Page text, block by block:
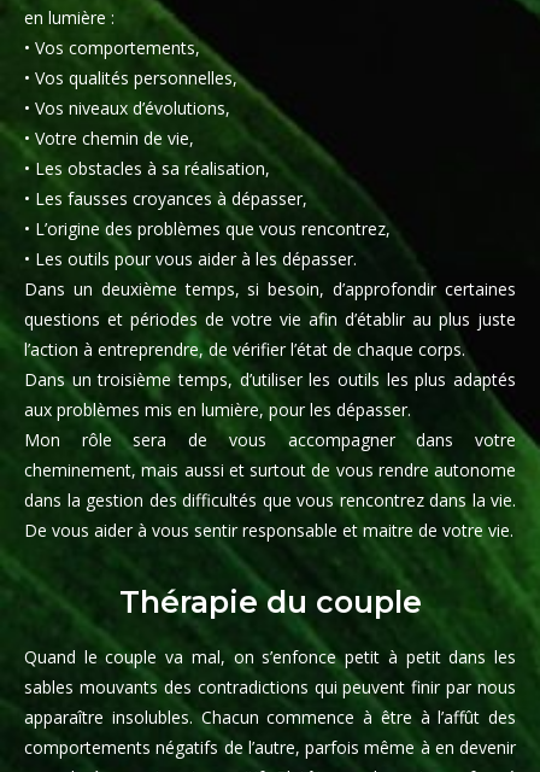
en lumière :
• Vos comportements,
• Vos qualités personnelles,
• Vos niveaux d’évolutions,
• Votre chemin de vie,
• Les obstacles à sa réalisation,
• Les fausses croyances à dépasser,
• L’origine des problèmes que vous rencontrez,
• Les outils pour vous aider à les dépasser.
Dans un deuxième temps, si besoin, d’approfondir certaines
questions et périodes de votre vie afin d’établir au plus juste
l’action à entreprendre, de vérifier l’état de chaque corps.
Dans un troisième temps, d’utiliser les outils les plus adaptés
aux problèmes mis en lumière, pour les dépasser.
Mon rôle sera de vous accompagner dans votre
cheminement, mais aussi et surtout de vous rendre autonome
dans la gestion des difficultés que vous rencontrez dans la vie.
De vous aider à vous sentir responsable et maitre de votre vie.
Thérapie du couple
Quand le couple va mal, on s’enfonce petit à petit dans les
sables mouvants des contradictions qui peuvent finir par nous
apparaître insolubles. Chacun commence à être à l’affût des
comportements négatifs de l’autre, parfois même à en devenir